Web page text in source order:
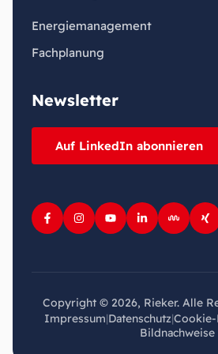
Energiemanagement
Fachplanung
Newsletter
Auf LinkedIn abonnieren
Copyright © 2026, Rieker. Alle
Impressum|Datenschutz|
Bildnachweise